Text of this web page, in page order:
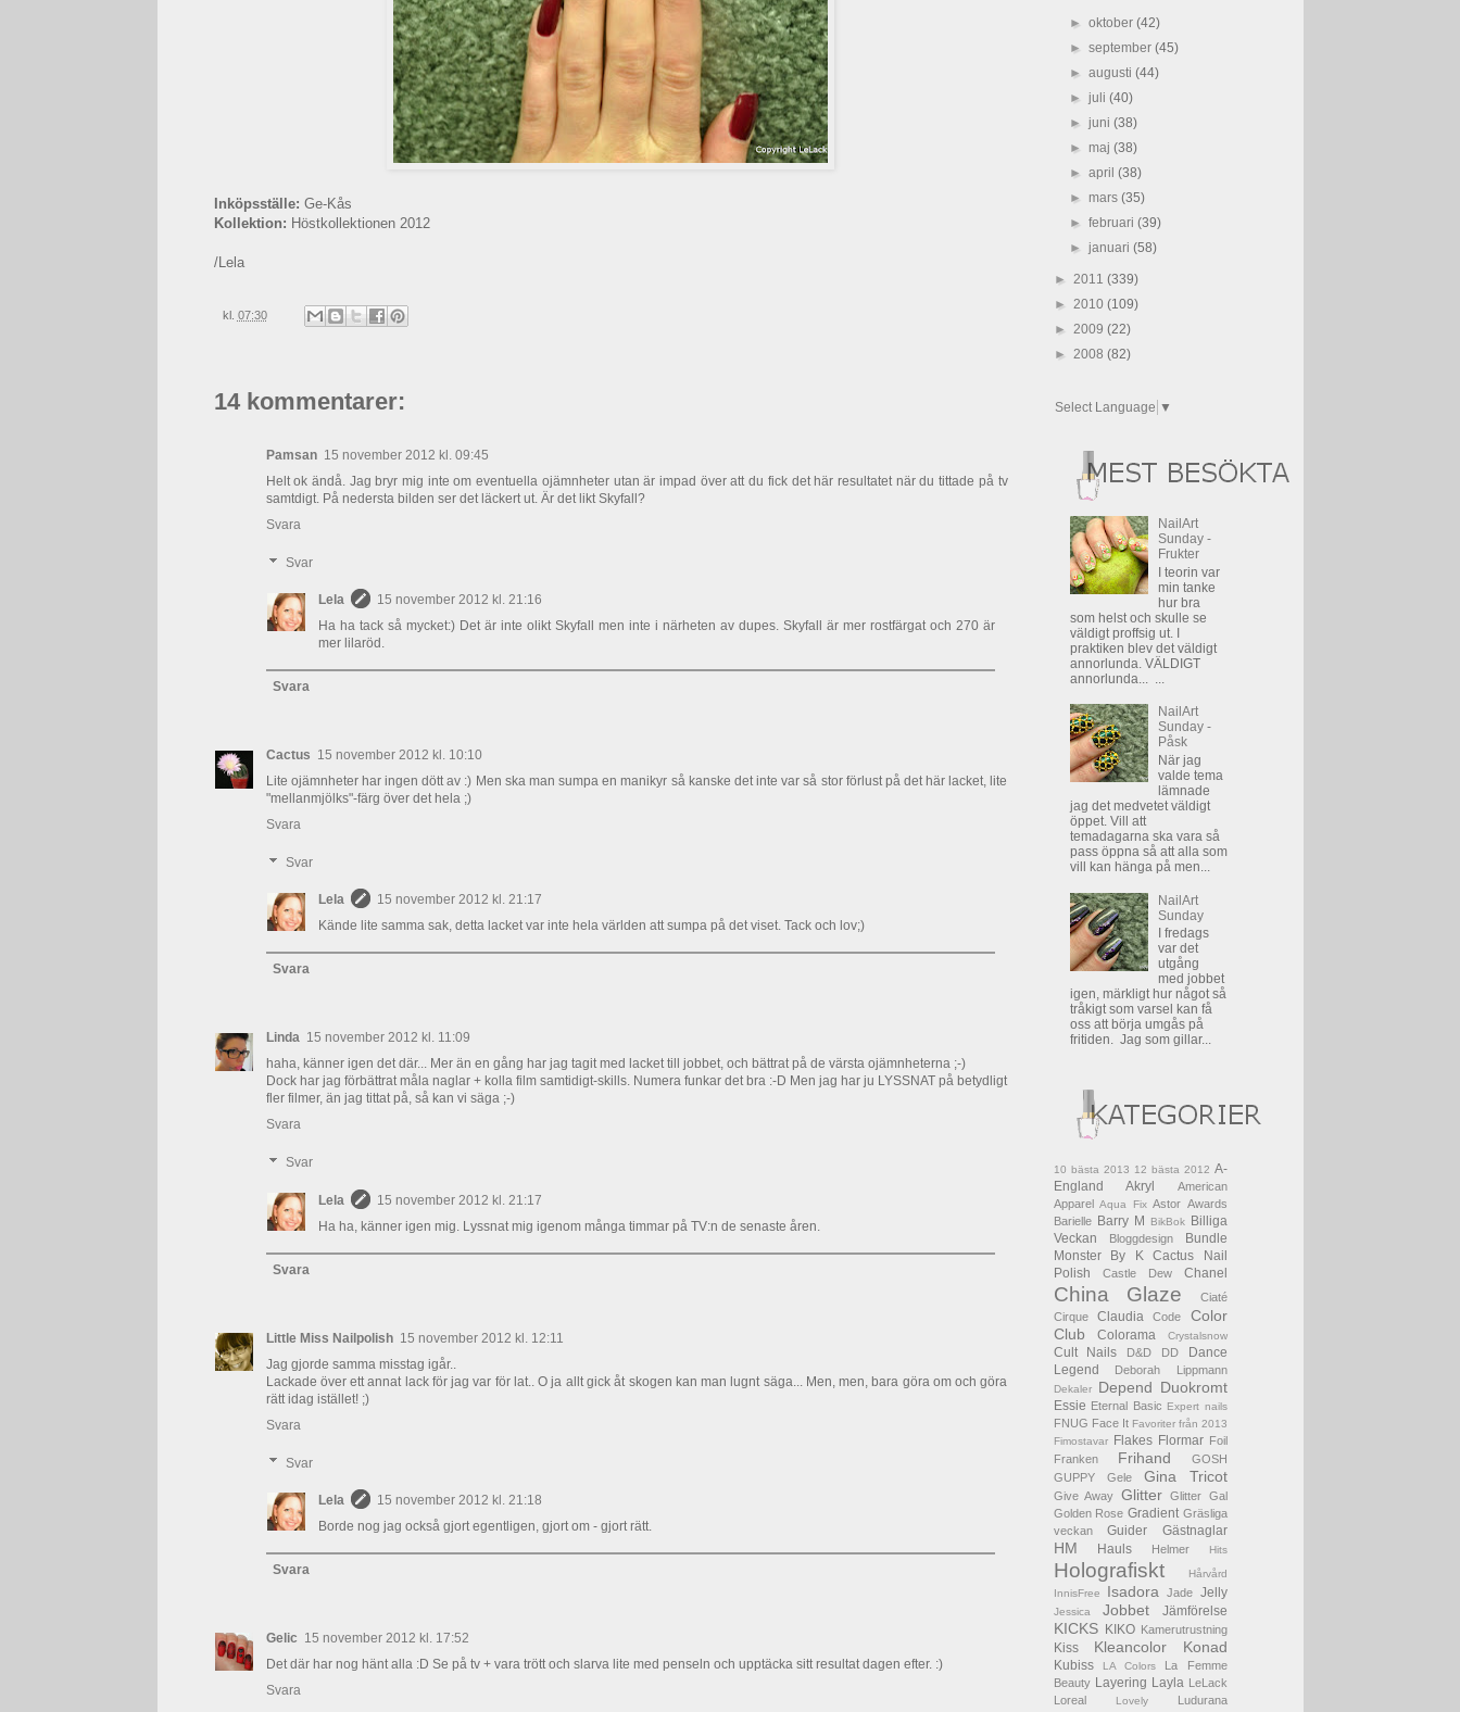
Inköpsställe: Ge-Kås
Kollektion: Höstkollektionen 2012
/Lela
kl. 07:30
14 kommentarer:
Pamsan 15 november 2012 kl. 09:45
Helt ok ändå. Jag bryr mig inte om eventuella ojämnheter utan är impad över att du fick det här resultatet när du tittade på tv
samtdigt. På nedersta bilden ser det läckert ut. Är det likt Skyfall?
Svara
Svar
Lela
15 november 2012 kl. 21:16
Ha ha tack så mycket:) Det är inte olikt Skyfall men inte i närheten av dupes. Skyfall är mer rostfärgat och 270 är
mer lilaröd.
Svara
Cactus 15 november 2012 kl. 10:10
Lite ojämnheter har ingen dött av :) Men ska man sumpa en manikyr så kanske det inte var så stor förlust på det här lacket, lite
"mellanmjölks"-färg över det hela ;)
Svara
Svar
Lela
15 november 2012 kl. 21:17
Kände lite samma sak, detta lacket var inte hela världen att sumpa på det viset. Tack och lov;)
Svara
Linda 15 november 2012 kl. 11:09
haha, känner igen det där... Mer än en gång har jag tagit med lacket till jobbet, och bättrat på de värsta ojämnheterna ;-)
Dock har jag förbättrat måla naglar + kolla film samtidigt-skills. Numera funkar det bra :-D Men jag har ju LYSSNAT på betydligt
fler filmer, än jag tittat på, så kan vi säga ;-)
Svara
Svar
Lela
15 november 2012 kl. 21:17
Ha ha, känner igen mig. Lyssnat mig igenom många timmar på TV:n de senaste åren.
Svara
Little Miss Nailpolish 15 november 2012 kl. 12:11
Jag gjorde samma misstag igår..
Lackade över ett annat lack för jag var för lat.. O ja allt gick åt skogen kan man lugnt säga... Men, men, bara göra om och göra
rätt idag istället! ;)
Svara
Svar
Lela
15 november 2012 kl. 21:18
Borde nog jag också gjort egentligen, gjort om - gjort rätt.
Svara
Gelic 15 november 2012 kl. 17:52
Det där har nog hänt alla :D Se på tv + vara trött och slarva lite med penseln och upptäcka sitt resultat dagen efter. :)
Svara
► oktober (42)
► september (45)
► augusti (44)
► juli (40)
► juni (38)
► maj (38)
► april (38)
► mars (35)
► februari (39)
► januari (58)
► 2011 (339)
► 2010 (109)
► 2009 (22)
► 2008 (82)
Select Language ▼
NailArt
Sunday -
Frukter
I teorin var
min tanke
hur bra
som helst och skulle se
väldigt proffsig ut. I
praktiken blev det väldigt
annorlunda. VÄLDIGT
annorlunda... ...
NailArt
Sunday -
Påsk
När jag
valde tema
lämnade
jag det medvetet väldigt
öppet. Vill att
temadagarna ska vara så
pass öppna så att alla som
vill kan hänga på men...
NailArt
Sunday
I fredags
var det
utgång
med jobbet
igen, märkligt hur något så
tråkigt som varsel kan få
oss att börja umgås på
fritiden. Jag som gillar...
10 bästa 2013 12 bästa 2012 A-
England
Akryl
American
Apparel
Aqua Fix Astor Awards
Barielle
Barry M BikBok
Billiga
Veckan
Bloggdesign
Bundle
Monster
By K
Cactus Nail
Polish
Castle Dew Chanel
China Glaze
Ciaté
Cirque
Claudia Code
Color
Club
Colorama Crystalsnow
Cult Nails D&D DD
Dance
Legend
Deborah Lippmann
Dekaler Depend Duokromt
Essie Eternal Basic Expert nails
FNUG Face It Favoriter från 2013
Fimostavar
Flakes Flormar
Foil
Franken
Frihand
GOSH
GUPPY
Gele Gina Tricot
Give Away Glitter
Glitter Gal
Golden Rose Gradient Gräsliga
veckan
Guider Gästnaglar
HM Hauls Helmer Hits
Holografiskt
Hårvård
InnisFree
Isadora Jade Jelly
Jessica Jobbet Jämförelse
KICKS KIKO Kamerutrustning
Kiss Kleancolor Konad
Kubiss LA Colors
La Femme
Beauty Layering Layla
LeLack
Loreal
Lovely
Ludurana